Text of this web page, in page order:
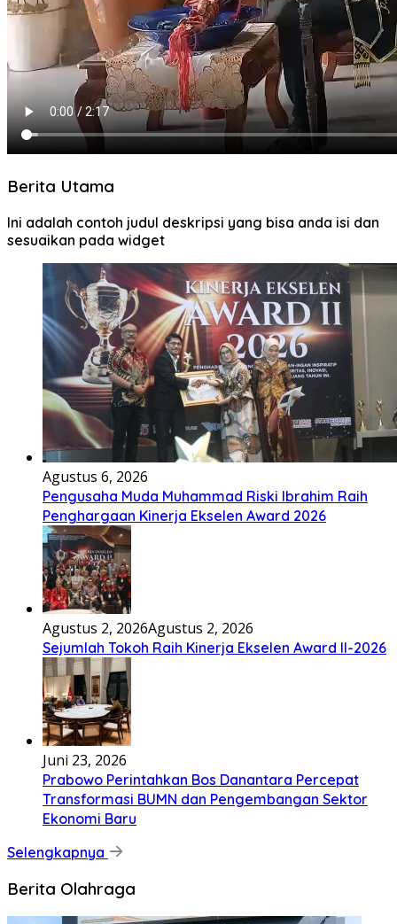
Berita Utama
Ini adalah contoh judul deskripsi yang bisa anda isi dan
sesuaikan pada widget
Agustus 6, 2026
Pengusaha Muda Muhammad Riski Ibrahim Raih
Penghargaan Kinerja Ekselen Award 2026
Agustus 2, 2026Agustus 2, 2026
Sejumlah Tokoh Raih Kinerja Ekselen Award II-2026
Juni 23, 2026
Prabowo Perintahkan Bos Danantara Percepat
Transformasi BUMN dan Pengembangan Sektor
Ekonomi Baru
Selengkapnya
Berita Olahraga